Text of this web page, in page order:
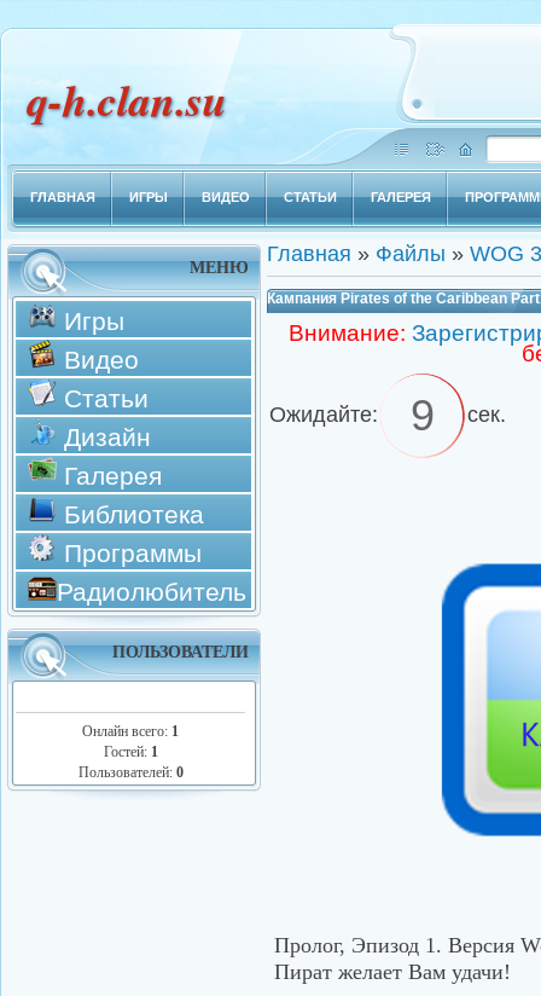
q-h.clan.su
ГЛАВНАЯ ИГРЫ ВИДЕО СТАТЬИ ГАЛЕРЕЯ
МЕНЮ
Игры
Видео
Статьи
Дизайн
Галерея
Библиотека
Программы
Радиолюбитель
ПОЛЬЗОВАТЕЛИ
Онлайн всего: 1
Гостей: 1
Пользователей: 0
Главная » Файлы » WOG
Кампания Pirates of the Caribbean
Внимание:
Ожидайте: 9 сек.
Пролог, Эпизод 1. Версия
Пират желает Вам удачи!